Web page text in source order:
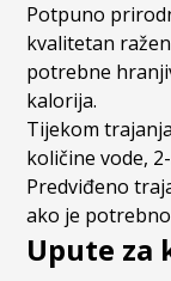
Potpuno
kvalitetan
potrebne
kalorija.
Tijekom
količine vode,
Predviđeno
ako je
Upute za